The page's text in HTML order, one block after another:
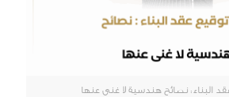
البناء: نصائح هندسية لا غنى عنها